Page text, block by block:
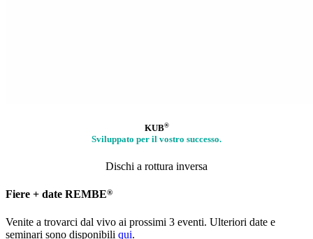
KUB®
Sviluppato per il vostro successo.
Dischi a rottura inversa
Fiere + date REMBE®
Venite a trovarci dal vivo ai prossimi 3 eventi. Ulteriori date e
seminari sono disponibili qui.